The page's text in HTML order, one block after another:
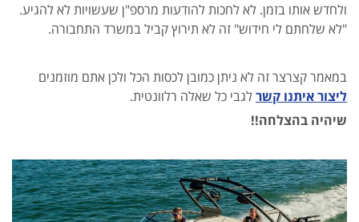
ולחדש אותו בזמן. לא לחכות להודעות מרספ"ן שעשויות לא להגיע.
"לא שלחתם לי חידוש" זה לא תירוץ קביל במשרד התחבורה.
במאמר קצרצר זה לא ניתן כמובן לכסות הכל ולכן אתם מוזמנים
ליצור איתנו קשר לגבי כל שאלה רלוונטית.
שיהיה בהצלחה!!